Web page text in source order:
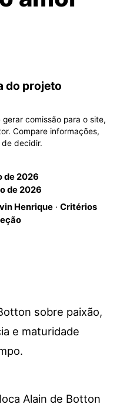
do projeto
comissão para o site,
Compare informações,
decidir.
de 2026
de 2026
Henrique· Critérios
sobre paixão,
e maturidade
Alain de Botton